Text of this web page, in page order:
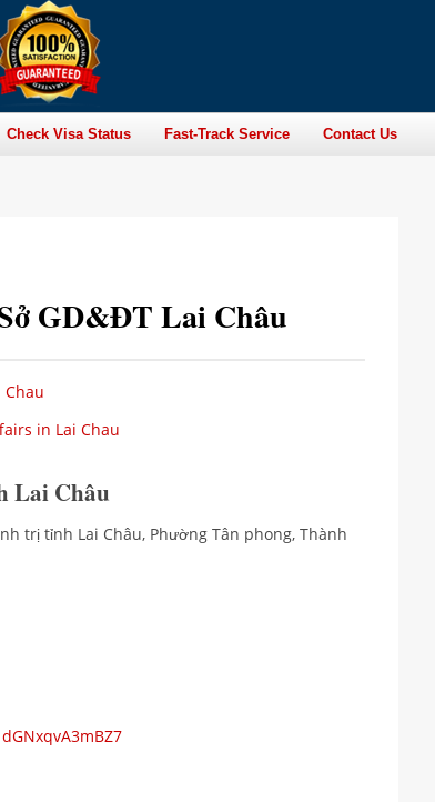
Check Visa Status Fast-Track Service Contact Us
GD&ĐT Lai Châu
in Lai Chau
Lai Châu
trị tỉnh Lai Châu, Phường Tân phong, Thành